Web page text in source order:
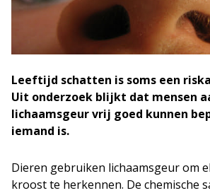
Leeftijd schatten is soms een
Uit onderzoek blijkt dat mensen
lichaamsgeur vrij goed kunnen
iemand is.
Dieren gebruiken lichaamsgeur om
kroost te herkennen. De chemische